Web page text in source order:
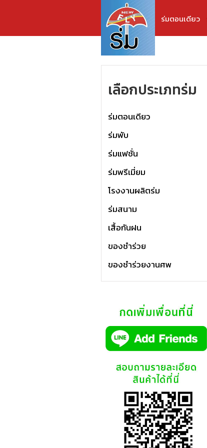
ร่มตอนเดียว
เลือกประเภทร่ม
ร่มตอนเดียว
ร่มพับ
ร่มแฟชั่น
ร่มพรีเมี่ยม
โรงงานผลิตร่ม
ร่มสนาม
เสื้อกันฝน
ของชำร่วย
ของชำร่วยงานศพ